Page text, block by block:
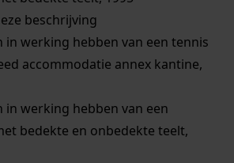
beschrijving
in werking hebben van een tennis
accommodatie annex kantine,
in werking hebben van een
bedekte en onbedekte teelt,